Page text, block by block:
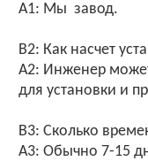
А1: Мы завод.
В2: Как насчет
A2: Инженер
для установки и
В3: Сколько
A3: Обычно 7-15